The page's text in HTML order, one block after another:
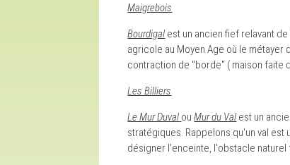
Maigrebois
Bourdigal est un ancien fief relavant
agricole au Moyen Age où le
contraction de "borde" ( maison faite
Les Billiers
Le Mur Duval ouMur du Val est un
stratégiques. Rappelons qu'un val
désigner l'enceinte, l'obstacle naturel